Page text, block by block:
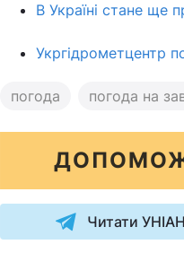
В Україні стане ще
Укргідрометцентр
погода погода на
Читати